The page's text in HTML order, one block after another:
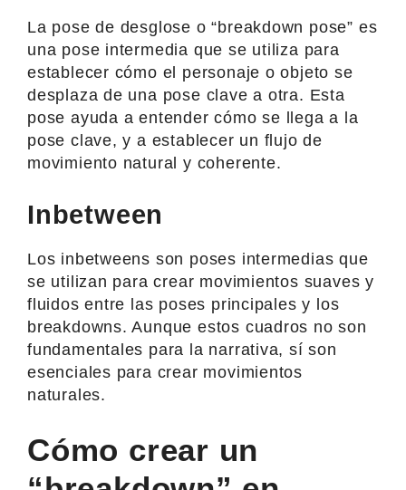
La pose de desglose o “breakdown pose” es
una pose intermedia que se utiliza para
establecer cómo el personaje o objeto se
desplaza de una pose clave a otra. Esta
pose ayuda a entender cómo se llega a la
pose clave, y a establecer un flujo de
movimiento natural y coherente.
Inbetween
Los inbetweens son poses intermedias que
se utilizan para crear movimientos suaves y
fluidos entre las poses principales y los
breakdowns. Aunque estos cuadros no son
fundamentales para la narrativa, sí son
esenciales para crear movimientos
naturales.
Cómo crear un